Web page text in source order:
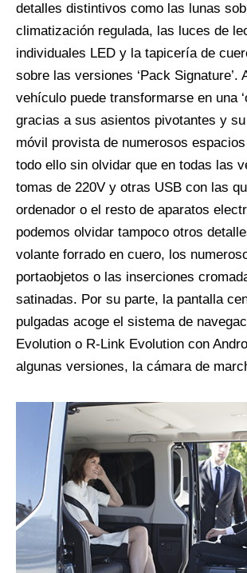
detalles distintivos como las lunas
climatización regulada, las luces de
individuales LED y la tapicería de
sobre las versiones ‘Pack Signature’.
vehículo puede transformarse en una
gracias a sus asientos pivotantes y
móvil provista de numerosos
todo ello sin olvidar que en todas las
tomas de 220V y otras USB con las
ordenador o el resto de aparatos
podemos olvidar tampoco otros
volante forrado en cuero, los
portaobjetos o las inserciones
satinadas. Por su parte, la pantalla
pulgadas acoge el sistema de
Evolution o R-Link Evolution con
algunas versiones, la cámara de